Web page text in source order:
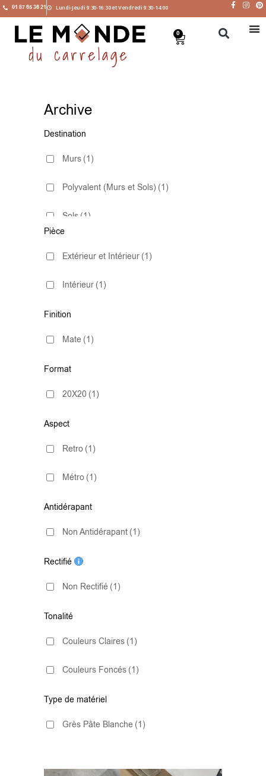
01 87 65 36 21 Lundi-Jeudi 9:30-16:30 et Vendredi 9:30-14:00
0
Archive
Destination
Murs (1)
Polyvalent (Murs et Sols) (1)
Sols (1)
Pièce
Extérieur et Intérieur (1)
Intérieur (1)
Finition
Mate (1)
Format
20X20 (1)
Aspect
Retro (1)
Métro (1)
Antidérapant
Non Antidérapant (1)
Rectifié
Non Rectifié (1)
Tonalité
Couleurs Claires (1)
Couleurs Foncés (1)
Type de matériel
Grès Pâte Blanche (1)